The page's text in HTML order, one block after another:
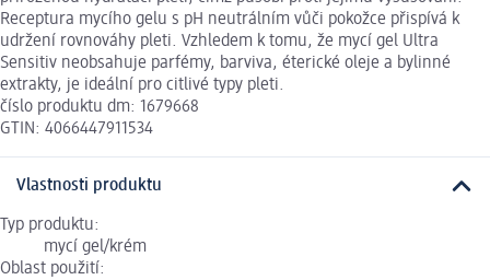
Receptura mycího gelu s pH neutrálním vůči pokožce přispívá k
udržení rovnováhy pleti. Vzhledem k tomu, že mycí gel Ultra
Sensitiv neobsahuje parfémy, barviva, éterické oleje a bylinné
extrakty, je ideální pro citlivé typy pleti.
číslo produktu dm: 1679668
GTIN: 4066447911534
Vlastnosti produktu
Typ produktu:
mycí gel/krém
Oblast použití: